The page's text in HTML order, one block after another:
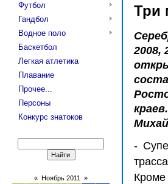
Футбол
Гандбол
Водное поло
Баскетбол
Легкая атлетика
Плавание
Прочее...
Персоны
Конкурс знатоков
« Ноябрь 2011
»
Три
2008,
-